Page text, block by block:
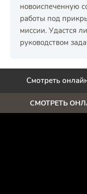
новоиспеченную
работы под
миссии. Удастся
руководством
Смотреть
СМОТРЕТЬ